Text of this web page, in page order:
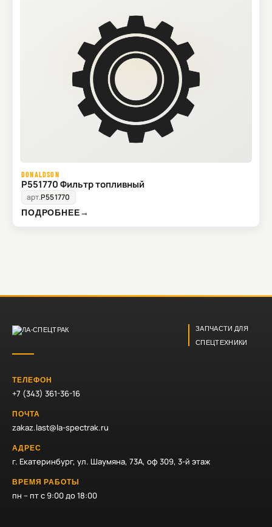
DONALDSON
P551770 Фильтр топливный
арт.P551770
ПОДРОБНЕЕ→
ЗАПЧАСТИ ДЛЯ
СПЕЦТЕХНИКИ
ТЕЛЕФОН
+7 (343) 361-36-16
ПОЧТА
zakaz.last@la-spectrak.ru
АДРЕС
г. Екатеринбург, ул. Шаумяна, 73А, оф 309, 3-й этаж
ВРЕМЯ РАБОТЫ
пн – пт с 9:00 до 18:00